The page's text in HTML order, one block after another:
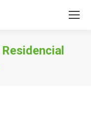
Residencial